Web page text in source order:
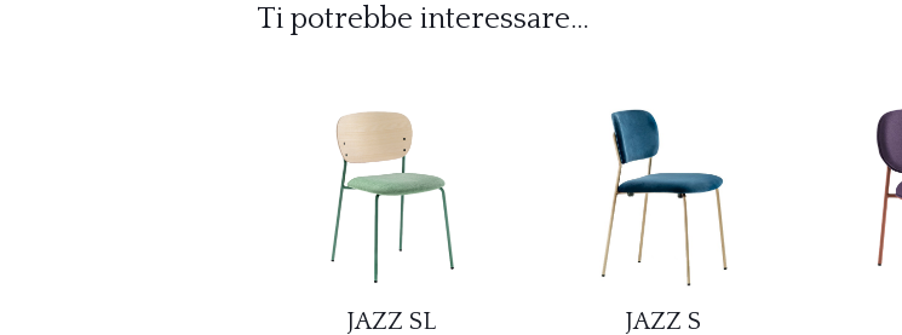
Ti potrebbe interessare…
JAZZ SL JAZZ S